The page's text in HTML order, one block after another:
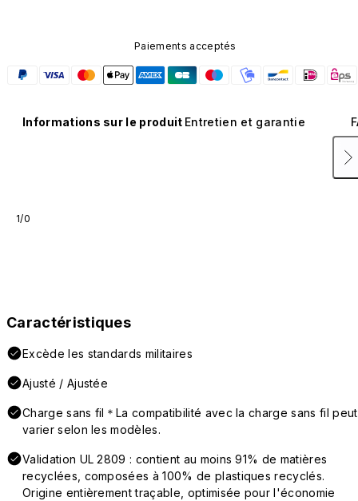
Paiements acceptés
Informations sur le produit Entretien et garantie
1/0
Caractéristiques
Excède les standards militaires
Ajusté / Ajustée
Charge sans fil＊La compatibilité avec la charge sans fil peut
varier selon les modèles.
Validation UL 2809 : contient au moins 91% de matières
recyclées, composées à 100% de plastiques recyclés.
Origine entièrement traçable, optimisée pour l'économie